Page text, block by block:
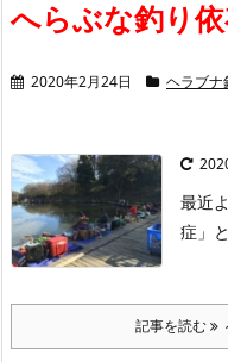
へらぶな釣り
2020年2月24日 ヘラブナ
最近
症」
記事を読む